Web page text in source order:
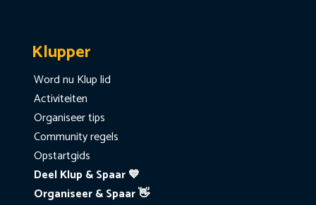
Klupper
Word nu Klup lid
Activiteiten
Organiseer tips
Community regels
Opstartgids
Deel Klup & Spaar 💙
Organiseer & Spaar 👋